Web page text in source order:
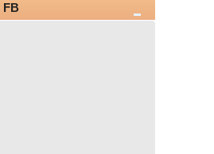
FB